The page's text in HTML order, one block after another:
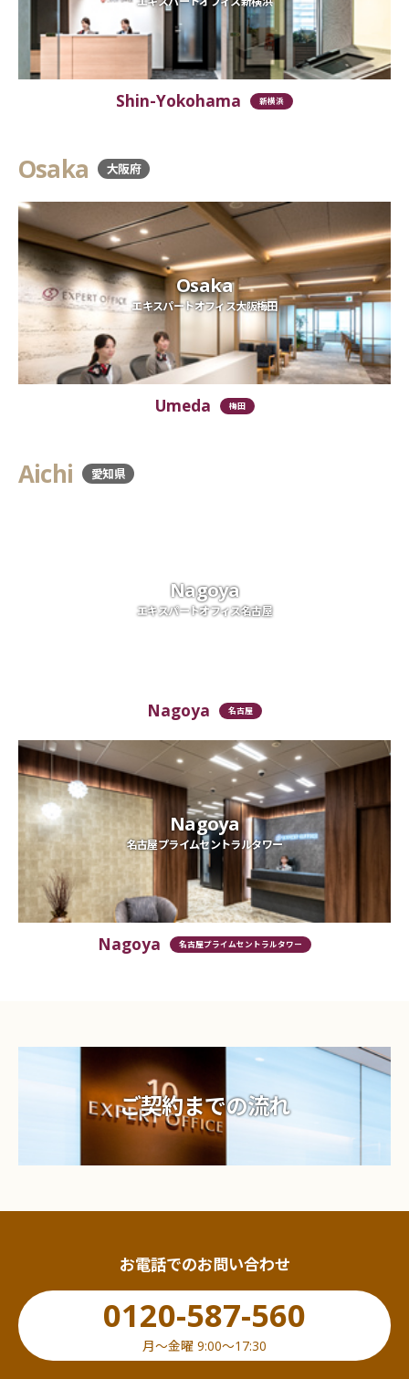
Shin-Yokohama 新横浜
Osaka 大阪府
Osaka
エキスパートオフィス大阪梅田
Umeda 梅田
Aichi 愛知県
Nagoya
エキスパートオフィス名古屋
Nagoya 名古屋
Nagoya
名古屋プライムセントラルタワー
Nagoya 名古屋プライムセントラルタワー
ご契約までの流れ
お電話でのお問い合わせ
0120-587-560
月〜金曜 9:00〜17:30